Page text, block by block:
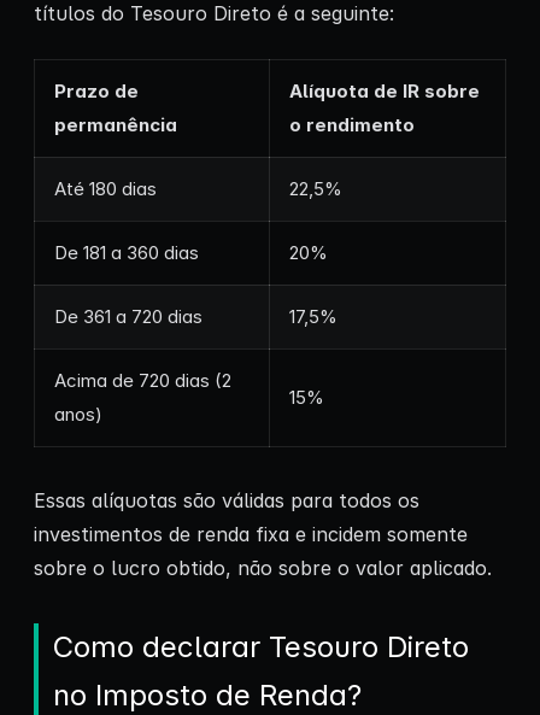
títulos do Tesouro Direto é a seguinte:
Prazo de
permanência
Alíquota de IR sobre
o rendimento
Até 180 dias 22,5%
De 181 a 360 dias 20%
De 361 a 720 dias 17,5%
Acima de 720 dias (2
anos)
15%
Essas alíquotas são válidas para todos os
investimentos de renda fixa e incidem somente
sobre o lucro obtido, não sobre o valor aplicado.
Como declarar Tesouro Direto
no Imposto de Renda?